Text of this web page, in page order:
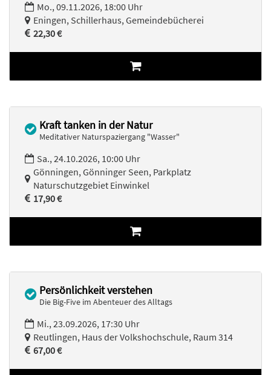
Mo., 09.11.2026, 18:00 Uhr
Eningen, Schillerhaus, Gemeindebücherei
22,30 €
Kraft tanken in der Natur
Meditativer Naturspaziergang "Wasser"
Sa., 24.10.2026, 10:00 Uhr
Gönningen, Gönninger Seen, Parkplatz
Naturschutzgebiet Einwinkel
17,90 €
Persönlichkeit verstehen
Die Big-Five im Abenteuer des Alltags
Mi., 23.09.2026, 17:30 Uhr
Reutlingen, Haus der Volkshochschule, Raum 314
67,00 €